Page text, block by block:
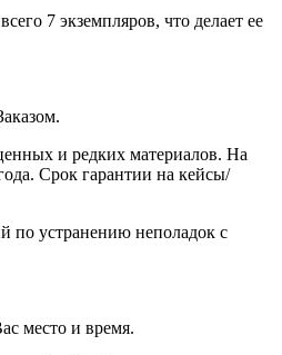
7 экземпляров, что делает ее
и редких материалов. На
Срок гарантии на кейсы/
по устранению неполадок с
место и время.